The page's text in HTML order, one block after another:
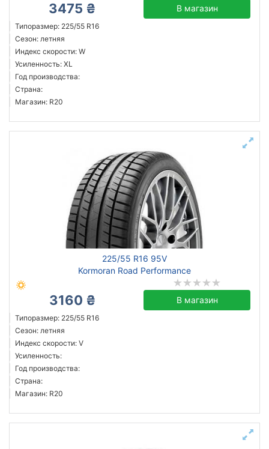
3475 ₴ В магазин
Типоразмер: 225/55 R16
Сезон: летняя
Индекс скорости: W
Усиленность: XL
Год производства:
Страна:
Магазин: R20
225/55 R16 95V
Kormoran Road Performance
3160 ₴ В магазин
Типоразмер: 225/55 R16
Сезон: летняя
Индекс скорости: V
Усиленность:
Год производства:
Страна:
Магазин: R20